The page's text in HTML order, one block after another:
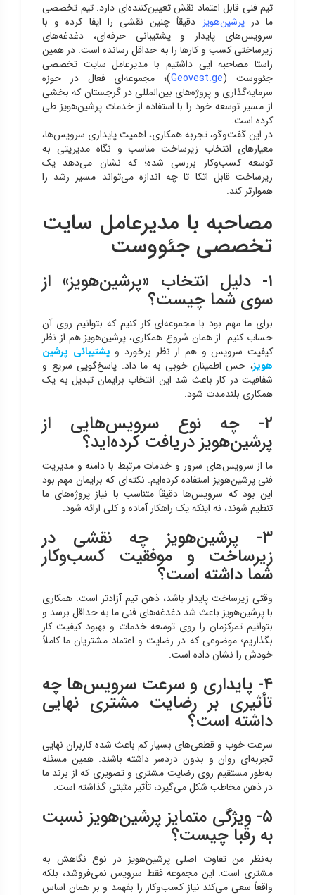
تیم فنی قابل اعتماد نقش تعیین‌کننده‌ای دارد. تیم تخصصی
ما درپرشین‌هویز دقیقاً چنین نقشی را ایفا کرده و با
سرویس‌های پایدار و پشتیبانی حرفه‌ای، دغدغه‌های
زیرساختی کسب و کارها را به حداقل رسانده است. در همین
راستا مصاحبه ایی داشتیم با مدیرعامل سایت تخصصی
جئووست (Geovest.ge)؛ مجموعه‌ای فعال در حوزه
سرمایه‌گذاری و پروژه‌های بین‌المللی در گرجستان که بخشی
از مسیر توسعه خود را با استفاده از خدمات پرشین‌هویز طی
کرده است.
در این گفت‌وگو، تجربه همکاری، اهمیت پایداری سرویس‌ها،
معیارهای انتخاب زیرساخت مناسب و نگاه مدیریتی به
توسعه کسب‌وکار بررسی شده؛ که نشان می‌دهد یک
زیرساخت قابل اتکا تا چه اندازه می‌تواند مسیر رشد را
هموارتر کند.
مصاحبه با مدیرعامل سایت
تخصصی جئووست
۱- دلیل انتخاب «پرشین‌هویز» از
سوی شما چیست؟
برای ما مهم بود با مجموعه‌ای کار کنیم که بتوانیم روی آن
حساب کنیم. از همان شروع همکاری، پرشین‌هویز هم از نظر
کیفیت سرویس و هم از نظر برخورد و پشتیبانی پرشین
هویز، حس اطمینان خوبی به ما داد. پاسخ‌گویی سریع و
شفافیت در کار باعث شد این انتخاب برایمان تبدیل به یک
همکاری بلندمدت شود.
۲- چه نوع سرویس‌هایی از
پرشین‌هویز دریافت کرده‌اید؟
ما از سرویس‌های سرور و خدمات مرتبط با دامنه و مدیریت
فنی پرشین‌هویز استفاده کرده‌ایم. نکته‌ای که برایمان مهم بود
این بود که سرویس‌ها دقیقاً متناسب با نیاز پروژه‌های ما
تنظیم شوند، نه اینکه یک راهکار آماده و کلی ارائه شود.
۳- پرشین‌هویز چه نقشی در
زیرساخت و موفقیت کسب‌وکار
شما داشته است؟
وقتی زیرساخت پایدار باشد، ذهن تیم آزادتر است. همکاری
با پرشین‌هویز باعث شد دغدغه‌های فنی ما به حداقل برسد و
بتوانیم تمرکزمان را روی توسعه خدمات و بهبود کیفیت کار
بگذاریم؛ موضوعی که در رضایت و اعتماد مشتریان ما کاملاً
خودش را نشان داده است.
۴- پایداری و سرعت سرویس‌ها چه
تأثیری بر رضایت مشتری نهایی
داشته است؟
سرعت خوب و قطعی‌های بسیار کم باعث شده کاربران نهایی
تجربه‌ای روان و بدون دردسر داشته باشند. همین مسئله
به‌طور مستقیم روی رضایت مشتری و تصویری که از برند ما
در ذهن مخاطب شکل می‌گیرد، تأثیر مثبتی گذاشته است.
۵- ویژگی متمایز پرشین‌هویز نسبت
به رقبا چیست؟
به‌نظر من تفاوت اصلی پرشین‌هویز در نوع نگاهش به
مشتری است. این مجموعه فقط سرویس نمی‌فروشد، بلکه
واقعاً سعی می‌کند نیاز کسب‌وکار را بفهمد و بر همان اساس